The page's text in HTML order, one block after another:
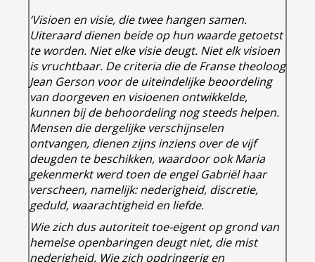
‘Visioen en visie, die twee hangen samen.
Uiteraard dienen beide op hun waarde getoetst
te worden. Niet elke visie deugt. Niet elk visioen
is vruchtbaar. De criteria die de Franse theoloog
Jean Gerson voor de uiteindelijke beoordeling
van doorgeven en visioenen ontwikkelde,
kunnen bij de behoordeling nog steeds helpen.
Mensen die dergelijke verschijnselen
ontvangen, dienen zijns inziens over de vijf
deugden te beschikken, waardoor ook Maria
gekenmerkt werd toen de engel Gabriël haar
verscheen, namelijk: nederigheid, discretie,
geduld, waarachtigheid en liefde.
Wie zich dus autoriteit toe-eigent op grond van
hemelse openbaringen deugt niet, die mist
nederigheid. Wie zich opdringerig en